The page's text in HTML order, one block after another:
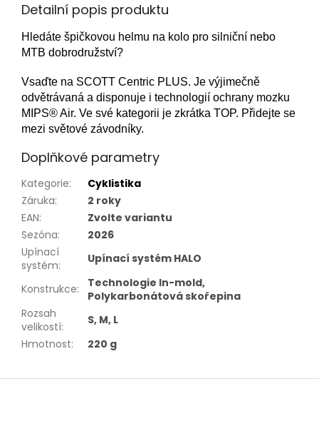
Detailní popis produktu
Hledáte špičkovou helmu na kolo pro silniční nebo
MTB dobrodružství?
Vsaďte na SCOTT Centric PLUS. Je výjimečně
odvětrávaná a disponuje i technologií ochrany mozku
MIPS® Air. Ve své kategorii je zkrátka TOP. Přidejte se
mezi světové závodníky.
Doplňkové parametry
Kategorie:
Cyklistika
Záruka:
2 roky
EAN:
Zvolte variantu
Sezóna:
2026
Upínací
systém: Upínací systém HALO
Konstrukce:
Technologie In-mold,
Polykarbonátová skořepina
Rozsah
velikostí:
S, M, L
Hmotnost: 220 g
Z